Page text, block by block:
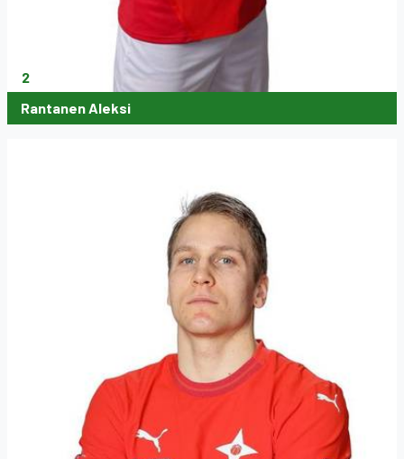
2
Rantanen Aleksi